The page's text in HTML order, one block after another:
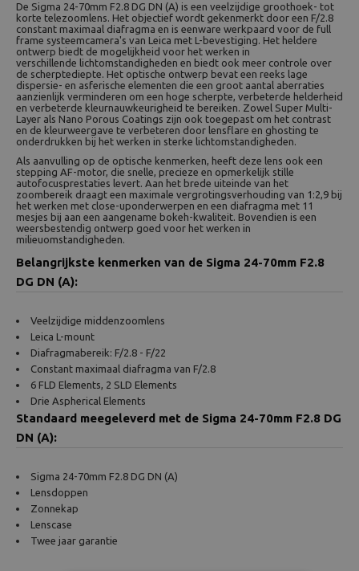
De Sigma 24-70mm F2.8 DG DN (A) is een veelzijdige groothoek- tot
korte telezoomlens. Het objectief wordt gekenmerkt door een F/2.8
constant maximaal diafragma en is eenware werkpaard voor de full
frame systeemcamera's van Leica met L-bevestiging. Het heldere
ontwerp biedt de mogelijkheid voor het werken in
verschillende lichtomstandigheden en biedt ook meer controle over
de scherptediepte. Het optische ontwerp bevat een reeks lage
dispersie- en asferische elementen die een groot aantal aberraties
aanzienlijk verminderen om een hoge scherpte, verbeterde helderheid
en verbeterde kleurnauwkeurigheid te bereiken. Zowel Super Multi-
Layer als Nano Porous Coatings zijn ook toegepast om het contrast
en de kleurweergave te verbeteren door lensflare en ghosting te
onderdrukken bij het werken in sterke lichtomstandigheden.
Als aanvulling op de optische kenmerken, heeft deze lens ook een
stepping AF-motor, die snelle, precieze en opmerkelijk stille
autofocusprestaties levert. Aan het brede uiteinde van het
zoombereik draagt een maximale vergrotingsverhouding van 1:2,9 bij
het werken met close-uponderwerpen en een diafragma met 11
mesjes bij aan een aangename bokeh-kwaliteit. Bovendien is een
weersbestendig ontwerp goed voor het werken in
milieuomstandigheden.
Belangrijkste kenmerken van de Sigma 24-70mm F2.8
DG DN (A):
Veelzijdige middenzoomlens
Leica L-mount
Diafragmabereik: F/2.8 - F/22
Constant maximaal diafragma van F/2.8
6 FLD Elements, 2 SLD Elements
Drie Aspherical Elements
Standaard meegeleverd met de Sigma 24-70mm F2.8 DG
DN (A):
Sigma 24-70mm F2.8 DG DN (A)
Lensdoppen
Zonnekap
Lenscase
Twee jaar garantie